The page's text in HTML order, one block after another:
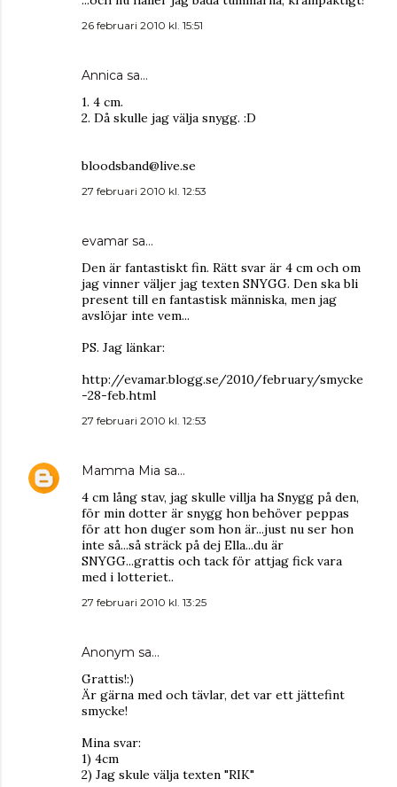
26 februari 2010 kl. 15:51
Annica sa…
1. 4 cm.
2. Då skulle jag välja snygg. :D
bloodsband@live.se
27 februari 2010 kl. 12:53
evamar sa…
Den är fantastiskt fin. Rätt svar är 4 cm och om
jag vinner väljer jag texten SNYGG. Den ska bli
present till en fantastisk människa, men jag
avslöjar inte vem...
PS. Jag länkar:
http://evamar.blogg.se/2010/february/smycke
-28-feb.html
27 februari 2010 kl. 12:53
Mamma Mia sa…
4 cm lång stav, jag skulle villja ha Snygg på den,
för min dotter är snygg hon behöver peppas
för att hon duger som hon är...just nu ser hon
inte så...så sträck på dej Ella...du är
SNYGG...grattis och tack för attjag fick vara
med i lotteriet..
27 februari 2010 kl. 13:25
Anonym sa…
Grattis!:)
Är gärna med och tävlar, det var ett jättefint
smycke!
Mina svar:
1) 4cm
2) Jag skule välja texten "RIK"